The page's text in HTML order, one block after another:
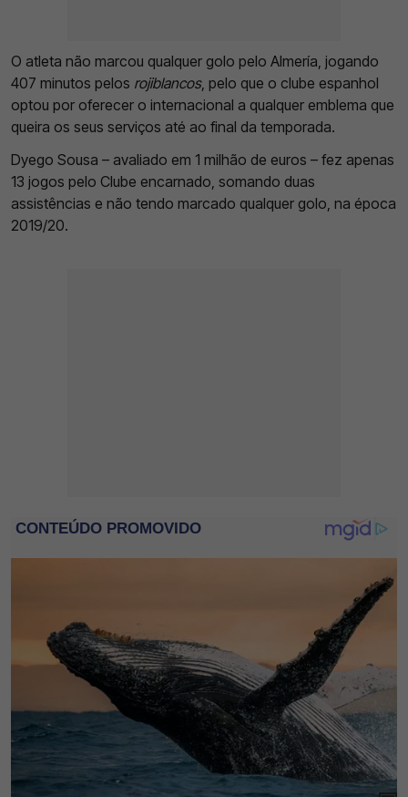
O atleta não marcou qualquer golo pelo Almería, jogando
407 minutos pelos rojiblancos, pelo que o clube espanhol
optou por oferecer o internacional a qualquer emblema que
queira os seus serviços até ao final da temporada.
Dyego Sousa – avaliado em 1 milhão de euros – fez apenas
13 jogos pelo Clube encarnado, somando duas
assistências e não tendo marcado qualquer golo, na época
2019/20.